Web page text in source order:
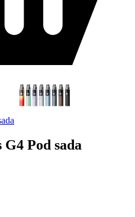
Pod sada